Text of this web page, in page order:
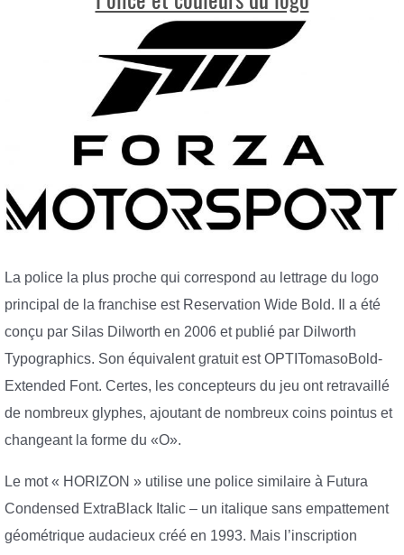
La police la plus proche qui correspond au lettrage du logo
principal de la franchise est Reservation Wide Bold. Il a été
conçu par Silas Dilworth en 2006 et publié par Dilworth
Typographics. Son équivalent gratuit est OPTITomasoBold-
Extended Font. Certes, les concepteurs du jeu ont retravaillé
de nombreux glyphes, ajoutant de nombreux coins pointus et
changeant la forme du «O».
Le mot « HORIZON » utilise une police similaire à Futura
Condensed ExtraBlack Italic – un italique sans empattement
géométrique audacieux créé en 1993. Mais l’inscription